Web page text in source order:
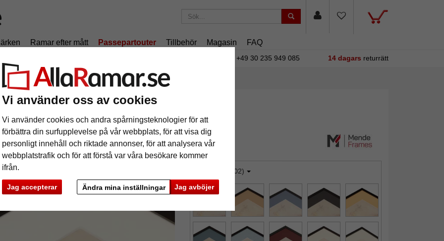
Vi använder oss av cookies
Vi använder cookies och andra spårningsteknologier för att
förbättra din surfupplevelse på vår webbplats, för att visa dig
personligt innehåll och riktade annonser, för att analysera vår
webbplatstrafik och för att förstå var våra besökare kommer
ifrån.
Jag accepterar Jag avböjer
Ändra mina inställningar
Ramar efter mått Passepartouter Tillbehör Magasin FAQ
+49 30 235 949 085 14 dagars returrätt
1,4 mm passepartout - efter mått
passepartout - efter mått
Preview
Nästa
vit (202)